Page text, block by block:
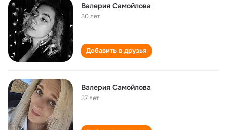
Валерия Самойлова
30 лет
Добавить в друзья
Валерия Самойлова
37 лет